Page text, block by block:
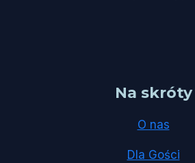
Na skróty
O nas
Dla Gości